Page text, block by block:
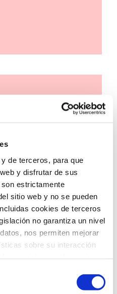
de terceros, para que
y disfrutar de sus
estrictamente
sitio web y no se pueden
cookies de terceros
no garantiza un nivel
nos permiten mejorar
sobre su interacción
con nuestros partners de
con el objetivo de
social en nuestro